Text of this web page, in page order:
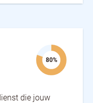
Slovakia
United States
80%
die jouw